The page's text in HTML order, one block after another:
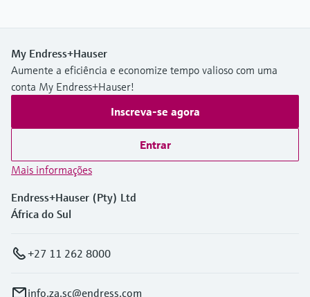
My Endress+Hauser
Aumente a eficiência e economize tempo valioso com uma
conta My Endress+Hauser!
Inscreva-se agora
Entrar
Mais informações
Endress+Hauser (Pty) Ltd
África do Sul
+27 11 262 8000
info.za.sc@endress.com